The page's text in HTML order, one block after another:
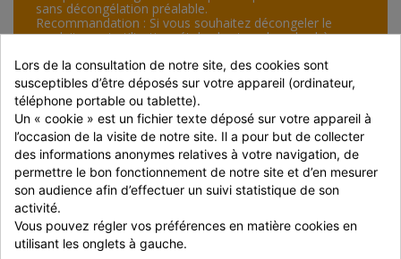
sans décongélation préalable.
Recommandation : Si vous souhaitez décongeler le
produit avant utilisation, étalez les tranches de chèvre
6°C) pendant environ 12h.
COMPOSITION
Fromage auLAITpasteurisé, sel ferments, coagulant.
Allergènes présents dans le produit : LACTOSE
Garantie sans OGM
Garantie sans ionisation
Cette composition est donnée à titre commerciale et seule la liste
d'ingrédients qui figure sur l'étiquette du produit fait foi. Prenez
connaissance des informations présentes sur l'emballage du produit, à la
Lors de la consultation de notre site, des cookies sont
susceptibles d’être déposés sur votre appareil (ordinateur,
téléphone portable ou tablette).
Un « cookie » est un fichier texte déposé sur votre appareil à
l’occasion de la visite de notre site. Il a pour but de collecter
des informations anonymes relatives à votre navigation, de
permettre le bon fonctionnement de notre site et d’en mesurer
son audience afin d’effectuer un suivi statistique de son
activité.
Vous pouvez régler vos préférences en matière cookies en
utilisant les onglets à gauche.